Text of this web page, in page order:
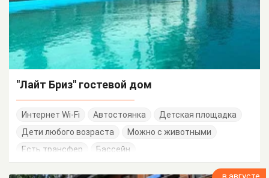
"Лайт Бриз" гостевой дом
Интернет Wi-Fi Автостоянка
Детская площадка
Дети любого возраста
Можно с животными
Есть трансфер
Бассейн